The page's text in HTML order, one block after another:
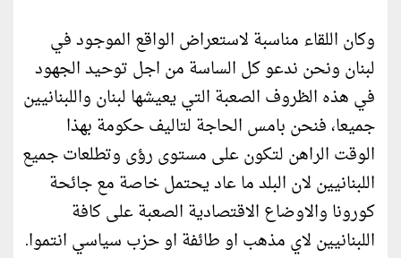
وكان اللقاء مناسبة لاستعراض الواقع الموجود في
لبنان ونحن ندعو كل الساسة من اجل توحيد الجهود
في هذه الظروف الصعبة التي يعيشها لبنان واللبنانيين
جميعا، فنحن بامس الحاجة لتاليف حكومة بهذا
الوقت الراهن لتكون على مستوى رؤى وتطلعات جميع
اللبنانيين لان البلد ما عاد يحتمل خاصة مع جائحة
كورونا والاوضاع الاقتصادية الصعبة على كافة
اللبنانيين لاي مذهب او طائفة او حزب سياسي انتموا.